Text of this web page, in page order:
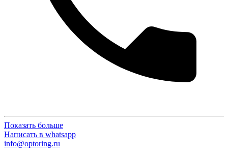
Показать больше
Написать в whatsapp
info@optoring.ru